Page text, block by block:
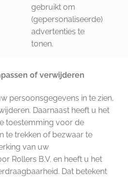
gebruikt om
(gepersonaliseerde)
advertenties te
tonen.
of verwijderen
persoonsgegevens in te zien,
Daarnaast heeft u het
toestemming voor de
te trekken of bezwaar te
van uw
Rollers B.V. en heeft u het
Dat betekent